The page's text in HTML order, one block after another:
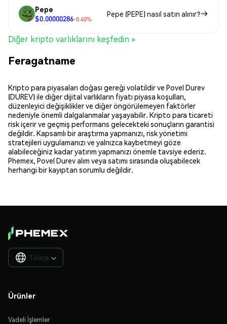
Pepe
$0.00000286-0.40%
Pepe (PEPE) nasıl satın alınır?
Diğer kripto varlıklarını keşfedin >
Feragatname
Kripto para piyasaları doğası gereği volatildir ve Povel Durev
(DUREV) ile diğer dijital varlıkların fiyatı piyasa koşulları,
düzenleyici değişiklikler ve diğer öngörülemeyen faktörler
nedeniyle önemli dalgalanmalar yaşayabilir. Kripto para ticareti
risk içerir ve geçmiş performans gelecekteki sonuçların garantisi
değildir. Kapsamlı bir araştırma yapmanızı, risk yönetimi
stratejileri uygulamanızı ve yalnızca kaybetmeyi göze
alabileceğiniz kadar yatırım yapmanızı önemle tavsiye ederiz.
Phemex, Povel Durev alım veya satımı sırasında oluşabilecek
herhangi bir kayıptan sorumlu değildir.
Türkçe 
Ürünler
Vadeli İşlemler